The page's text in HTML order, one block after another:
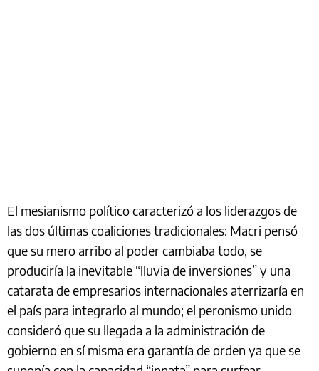
El mesianismo político caracterizó a los liderazgos de
las dos últimas coaliciones tradicionales: Macri pensó
que su mero arribo al poder cambiaba todo, se
produciría la inevitable “lluvia de inversiones” y una
catarata de empresarios internacionales aterrizaría en
el país para integrarlo al mundo; el peronismo unido
consideró que su llegada a la administración de
gobierno en sí misma era garantía de orden ya que se